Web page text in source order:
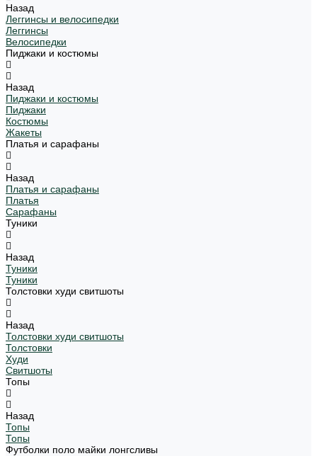
Назад
Леггинсы и велосипедки
Леггинсы
Велосипедки
Пиджаки и костюмы
Назад
Пиджаки и костюмы
Пиджаки
Костюмы
Жакеты
Платья и сарафаны
Назад
Платья и сарафаны
Платья
Сарафаны
Туники
Назад
Туники
Туники
Толстовки худи свитшоты
Назад
Толстовки худи свитшоты
Толстовки
Худи
Свитшоты
Топы
Назад
Топы
Топы
Футболки поло майки лонгсливы